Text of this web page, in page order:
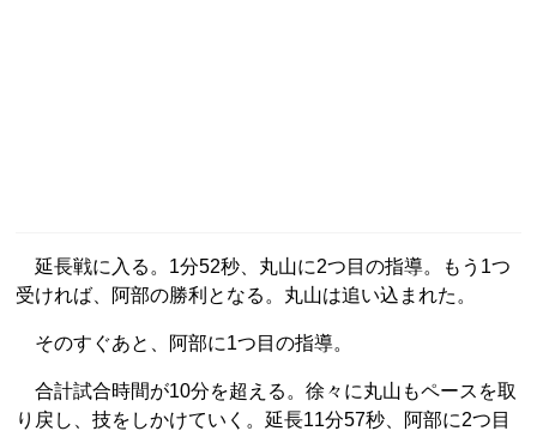
延長戦に入る。1分52秒、丸山に2つ目の指導。もう1つ
受ければ、阿部の勝利となる。丸山は追い込まれた。
そのすぐあと、阿部に1つ目の指導。
合計試合時間が10分を超える。徐々に丸山もペースを取
り戻し、技をしかけていく。延長11分57秒、阿部に2つ目